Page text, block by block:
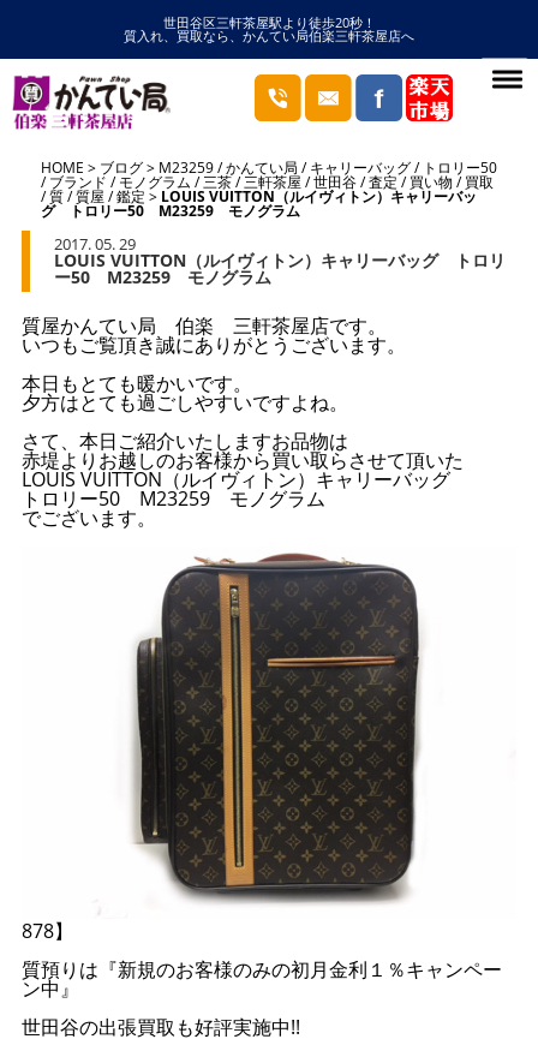
世田谷区三軒茶屋駅より徒歩20秒！
質入れ、買取なら、かんてい局伯楽三軒茶屋店へ
HOME ブログ M23259/かんてい局 /キャリーバッグ/ トロリー50
/ブランド /モノグラム /三茶/三軒茶屋 /世田谷/査定/買い物 /買取
/質/質屋 /鑑定 LOUIS VUITTON（ルイヴィトン）キャリーバッ
グ トロリー50 M23259 モノグラム
2017. 05. 29
LOUIS VUITTON（ルイヴィトン）キャリーバッグ トロリ
ー50 M23259 モノグラム
質屋かんてい局 伯楽 三軒茶屋店です。
いつもご覧頂き誠にありがとうございます。
本日もとても暖かいです。
夕方はとても過ごしやすいですよね。
さて、本日ご紹介いたしますお品物は
赤堤よりお越しのお客様から買い取らさせて頂いた
LOUIS VUITTON（ルイヴィトン）キャリーバッグ
トロリー50 M23259 モノグラム
でございます。
878】
質預りは『新規のお客様のみの初月金利１％キャンペー
ン中』
世田谷の出張買取も好評実施中!!